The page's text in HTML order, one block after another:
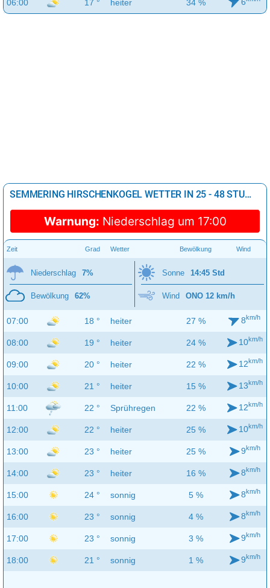
06:00 17 ° heiter 34 %
SEMMERING HIRSCHENKOGEL WETTER IN 25 - 48 STUNDEN
Warnung: Niederschlag um 17:00
Zeit Grad Wetter Bewölkung Wind
Niederschlag 7%
Bewölkung 62%
Sonne 14:45 Std
Wind ONO 12 km/h
07:00 18 ° heiter 27 % 8km/h
08:00 19 ° heiter 24 % 10km/h
09:00 20 ° heiter 22 % 12km/h
10:00 21 ° heiter 15 % 13km/h
11:00 22 ° Sprühregen 22 % 12km/h
12:00 22 ° heiter 25 % 10km/h
13:00 23 ° heiter 25 % 9km/h
14:00 23 ° heiter 16 % 8km/h
15:00 24 ° sonnig 5 % 8km/h
16:00 23 ° sonnig 4 % 8km/h
17:00 23 ° sonnig 3 % 9km/h
18:00 21 ° sonnig 1 % 9km/h